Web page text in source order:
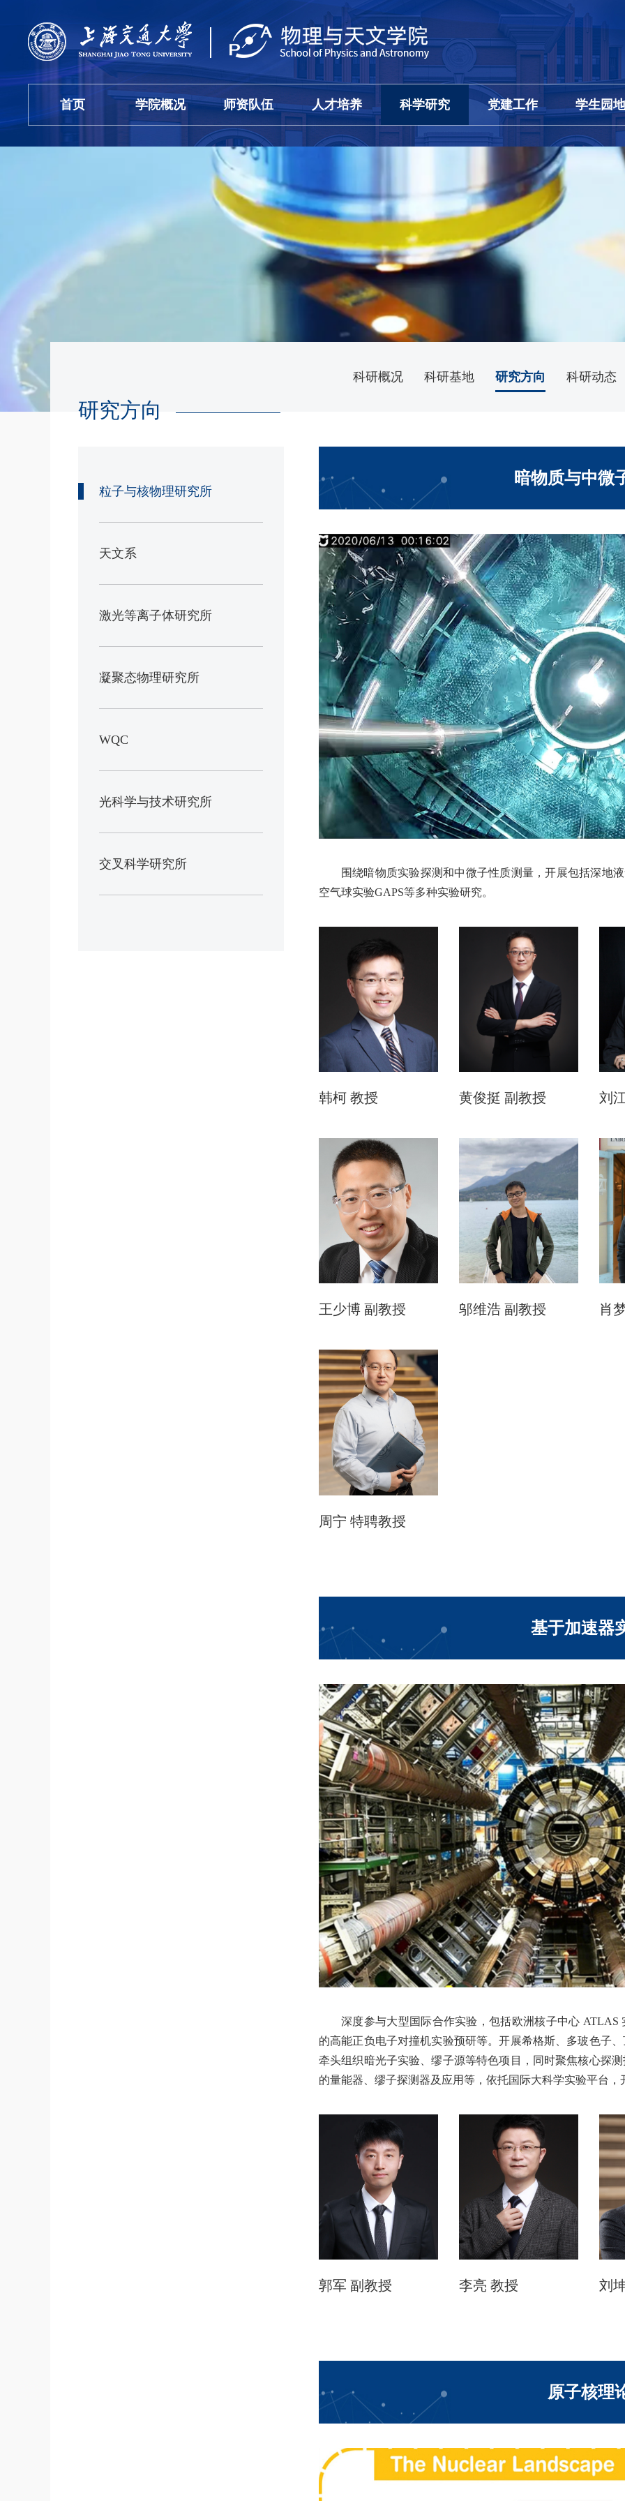
首页 学院概况 师资队伍 人才培养 科学研究 党建工作 学生园
科研概况 科研基地 研究方向 科研动态
研究方向
粒子与核物理研究所
天文系
激光等离子体研究所
凝聚态物理研究所
WQC
光科学与技术研究所
交叉科学研究所
暗物质与中微
围绕暗物质实验探测和中微子性质测量，开展包括深地
空气球实验GAPS等多种实验研究。
韩柯 教授 黄俊挺 副教授 刘
王少博 副教授 邬维浩 副教授 肖
周宁 特聘教授
基于加速器
深度参与大型国际合作实验，包括欧洲核子中心 ATLAS
的高能正负电子对撞机实验预研等。开展希格斯、多玻色子
牵头组织暗光子实验、缪子源等特色项目，同时聚焦核心探
的量能器、缪子探测器及应用等，依托国际大科学实验平台
郭军 副教授 李亮 教授 刘
原子核理